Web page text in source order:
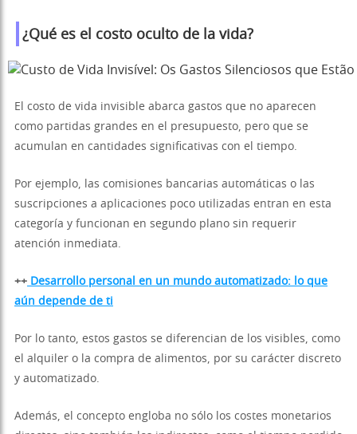
¿Qué es el costo oculto de la vida?
El costo de vida invisible abarca gastos que no aparecen
como partidas grandes en el presupuesto, pero que se
acumulan en cantidades significativas con el tiempo.
Por ejemplo, las comisiones bancarias automáticas o las
suscripciones a aplicaciones poco utilizadas entran en esta
categoría y funcionan en segundo plano sin requerir
atención inmediata.
++ Desarrollo personal en un mundo automatizado: lo que
aún depende de ti
Por lo tanto, estos gastos se diferencian de los visibles, como
el alquiler o la compra de alimentos, por su carácter discreto
y automatizado.
Además, el concepto engloba no sólo los costes monetarios